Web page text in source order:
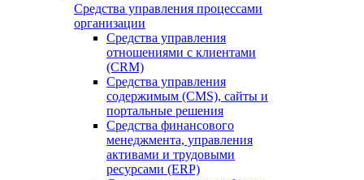
Средства управления процессами
организации
Средства управления
отношениями с клиентами
(CRM)
Средства управления
содержимым (CMS), сайты и
портальные решения
Средства финансового
менеджмента, управления
активами и трудовыми
ресурсами (ERP)